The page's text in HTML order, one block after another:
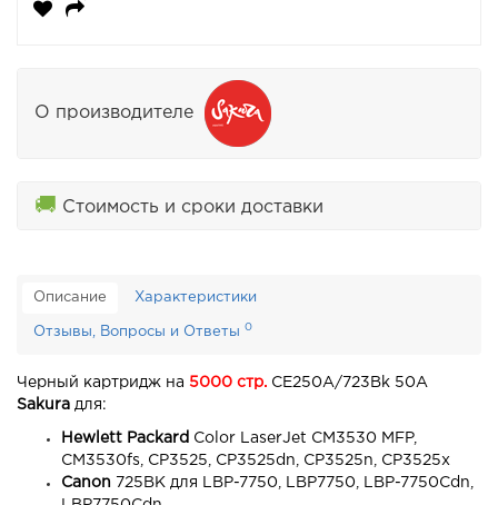
О производителе
🚚 Стоимость и сроки доставки
Описание Характеристики
Отзывы, Вопросы и Ответы 0
Черный картридж на 5000 стр. CE250A/723Bk 50A
Sakura для:
Hewlett Packard Color LaserJet CM3530 MFP,
CM3530fs, CP3525, CP3525dn, CP3525n, CP3525x
Canon 725BK для LBP-7750, LBP7750, LBP-7750Cdn,